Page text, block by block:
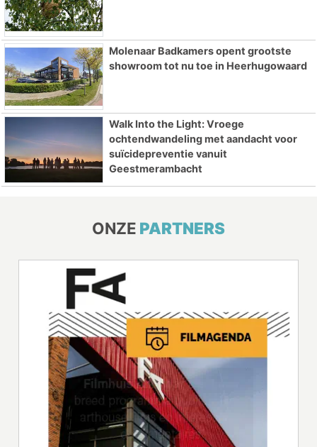
Molenaar Badkamers opent grootste
showroom tot nu toe in Heerhugowaard
Walk Into the Light: Vroege
ochtendwandeling met aandacht voor
suïcidepreventie vanuit
Geestmerambacht
ONZE PARTNERS